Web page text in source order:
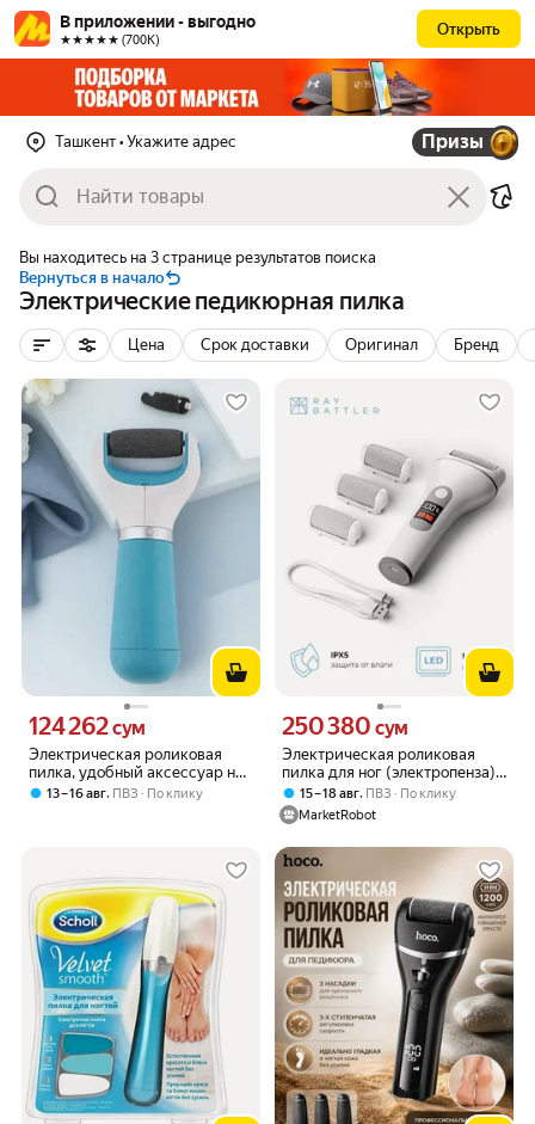
В приложении - выгодно
★★★★★ (700К)
Открыть
Ташкент • Укажите адрес Призы
Вы находитесь на 3 странице результатов поиска
Вернуться в начало
Электрические педикюрная пилка
Цена Срок доставки Оригинал Бренд
Электрическая роликовая
пилка, удобный аксессуар на
каждый день, подходит для
Цена 124262 сум вместо
124 262сум
13 – 16 авг, ПВЗ По клику
Электрическая роликовая
пилка для ног (электропенза)
Ray Battler RB 0018 LED-
дисплей, подсветка
Цена 250380 сум вместо
250 380 сум
15 – 18 авг, ПВЗ
По клику
MarketRobot